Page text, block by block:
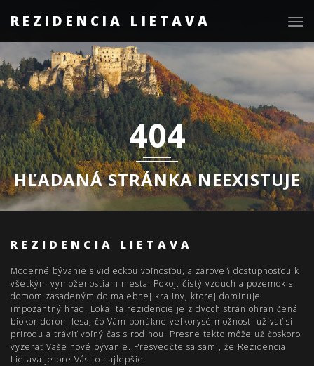
REZIDENCIA LIETAVA
404
HĽADANÁ STRÁNKA NEEXISTUJE
REZIDENCIA LIETAVA
Moderné bývanie s vidieckou voľnosťou, a zároveň dostupnosťou k
všetkým vymoženostiam mesta. Pokoj, čistý vzduch a pozemok s
domom zasadeným do malebnej krajiny, ktorej dominuje
impozantný hrad. Lokalita rezidencie je z dvoch strán ohraničená
biokoridorom lesa, čo Vám ponúkne veľkorysé možnosti užívať si
prírodu a tráviť voľný čas s rodinou. Presne takto môže už čoskoro
vyzerať Vaše nové bývanie. Presvedčte sa sami, že Rezidencia
Lietava je pre Vás to najlepšie.